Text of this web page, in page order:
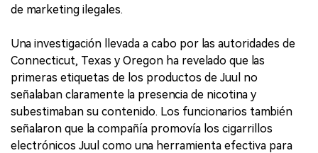
de marketing ilegales.
Una investigación llevada a cabo por las autoridades de
Connecticut, Texas y Oregon ha revelado que las
primeras etiquetas de los productos de Juul no
señalaban claramente la presencia de nicotina y
subestimaban su contenido. Los funcionarios también
señalaron que la compañía promovía los cigarrillos
electrónicos Juul como una herramienta efectiva para